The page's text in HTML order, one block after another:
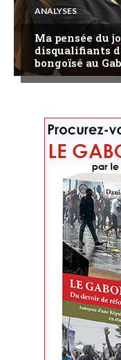
ANALYSES
Ma pensée du
disqualifiants
bongoïsé au